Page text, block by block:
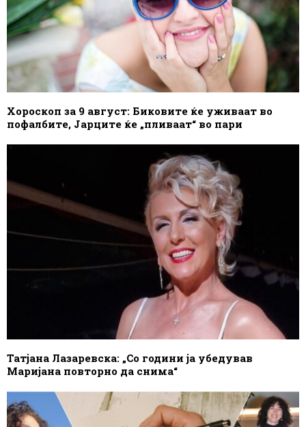
Хороскоп за 9 август: Биковите ќе уживаат во
пофалбите, Јарците ќе „пливаат“ во пари
Татјана Лазаревска: „Со години ја убедував
Маријана повторно да снима“